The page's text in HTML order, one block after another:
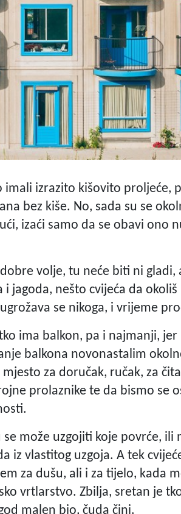
izrazito kišovito proljeće,
bez kiše. No, sada su se
izaći samo da se obavi ono
volje, tu neće biti ni gladi,
jagoda, nešto cvijeća da
se nikoga, i vrijeme
ima balkon, pa i najmanji, jer
balkona novonastalim
za doručak, ručak, za
prolaznike te da bismo se
može uzgojiti koje povrće, ili
iz vlastitog uzgoja. A tek
za dušu, ali i za tijelo, kada
vrtlarstvo. Zbilja, sretan je
malen bio, čuda čini.